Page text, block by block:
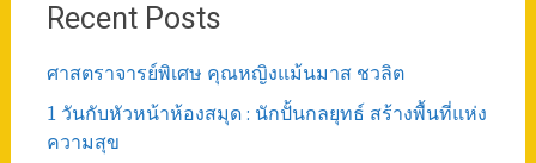
Recent Posts
ศาสตราจารย์พิเศษ คุณหญิงแม้นมาส ชวลิต
1 วันกับหัวหน้าห้องสมุด : นักปั้นกลยุทธ์ สร้างพื้นที่แห่ง
ความสุข